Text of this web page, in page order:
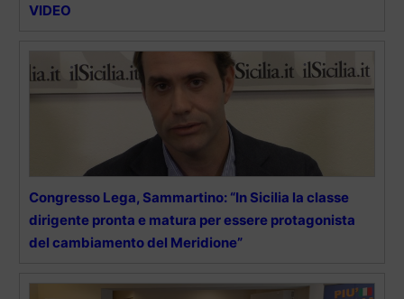
VIDEO
Congresso Lega, Sammartino: “In Sicilia la classe
dirigente pronta e matura per essere protagonista
del cambiamento del Meridione”